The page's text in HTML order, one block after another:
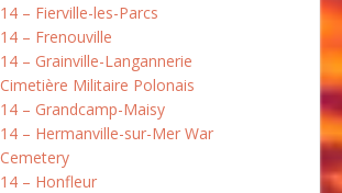
14 – Fierville-les-Parcs
14 – Frenouville
14 – Grainville-Langannerie
Cimetière Militaire Polonais
14 – Grandcamp-Maisy
14 – Hermanville-sur-Mer War
Cemetery
14 – Honfleur